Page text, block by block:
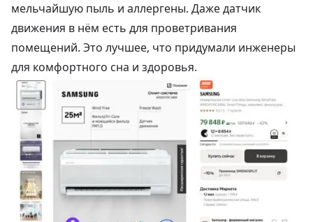
мельчайшую пыль и аллергены. Даже датчик
движения в нём есть для проветривания
помещений. Это лучшее, что придумали инженеры
для комфортного сна и здоровья.